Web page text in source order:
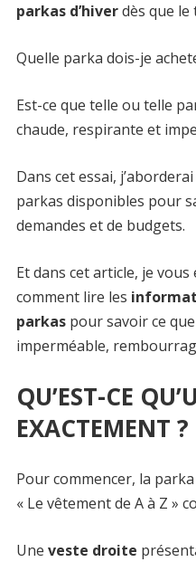
parkas d’hiverdès que le
Quelle parka dois-je
Est-ce que telle ou telle
chaude, respirante et
Dans cet essai,
parkas disponibles pour
demandes et de budgets.
Et dans cet article, je
comment lire les
parkaspour savoir ce
imperméable,
QU’EST-CE
EXACTEMENT ?
Pour commencer, la
« Le vêtement de A à Z »
Une veste droite